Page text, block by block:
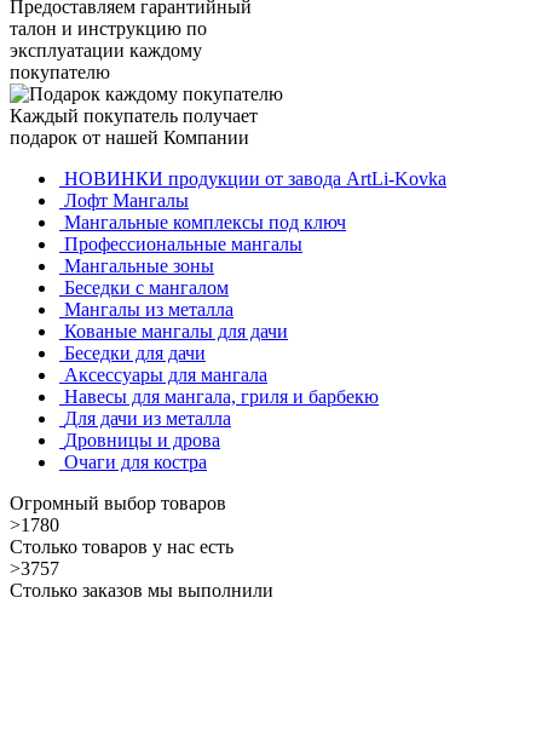
Предоставляем гарантийный
талон и инструкцию по
эксплуатации каждому
покупателю
Каждый покупатель получает
подарок от нашей Компании
НОВИНКИ продукции от завода ArtLi-Kovka
Лофт Мангалы
Мангальные комплексы под ключ
Профессиональные мангалы
Мангальные зоны
Беседки с мангалом
Мангалы из металла
Кованые мангалы для дачи
Беседки для дачи
Аксессуары для мангала
Навесы для мангала, гриля и барбекю
Для дачи из металла
Дровницы и дрова
Очаги для костра
Огромный выбор товаров
>1780
Столько товаров у нас есть
>3757
Столько заказов мы выполнили